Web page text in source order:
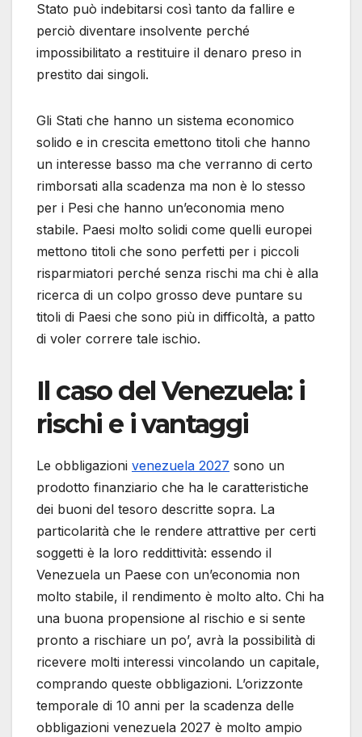
Stato può indebitarsi così tanto da fallire e
perciò diventare insolvente perché
impossibilitato a restituire il denaro preso in
prestito dai singoli.
Gli Stati che hanno un sistema economico
solido e in crescita emettono titoli che hanno
un interesse basso ma che verranno di certo
rimborsati alla scadenza ma non è lo stesso
per i Pesi che hanno un’economia meno
stabile. Paesi molto solidi come quelli europei
mettono titoli che sono perfetti per i piccoli
risparmiatori perché senza rischi ma chi è alla
ricerca di un colpo grosso deve puntare su
titoli di Paesi che sono più in difficoltà, a patto
di voler correre tale ischio.
Il caso del Venezuela: i
rischi e i vantaggi
Le obbligazioni venezuela 2027 sono un
prodotto finanziario che ha le caratteristiche
dei buoni del tesoro descritte sopra. La
particolarità che le rendere attrattive per certi
soggetti è la loro reddittività: essendo il
Venezuela un Paese con un’economia non
molto stabile, il rendimento è molto alto. Chi ha
una buona propensione al rischio e si sente
pronto a rischiare un po’, avrà la possibilità di
ricevere molti interessi vincolando un capitale,
comprando queste obbligazioni. L’orizzonte
temporale di 10 anni per la scadenza delle
obbligazioni venezuela 2027 è molto ampio